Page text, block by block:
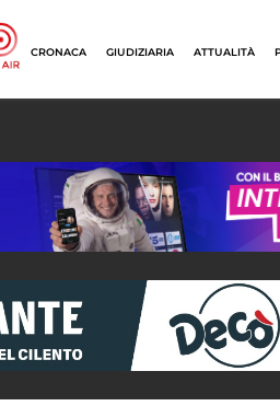
CRONACA GIUDIZIARIA ATTUALITÀ